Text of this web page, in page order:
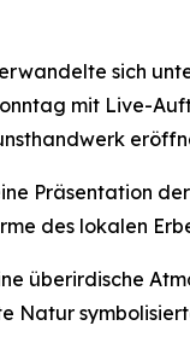
sich
mit Live-
Präsentation
des lokalen
überirdische
Natur